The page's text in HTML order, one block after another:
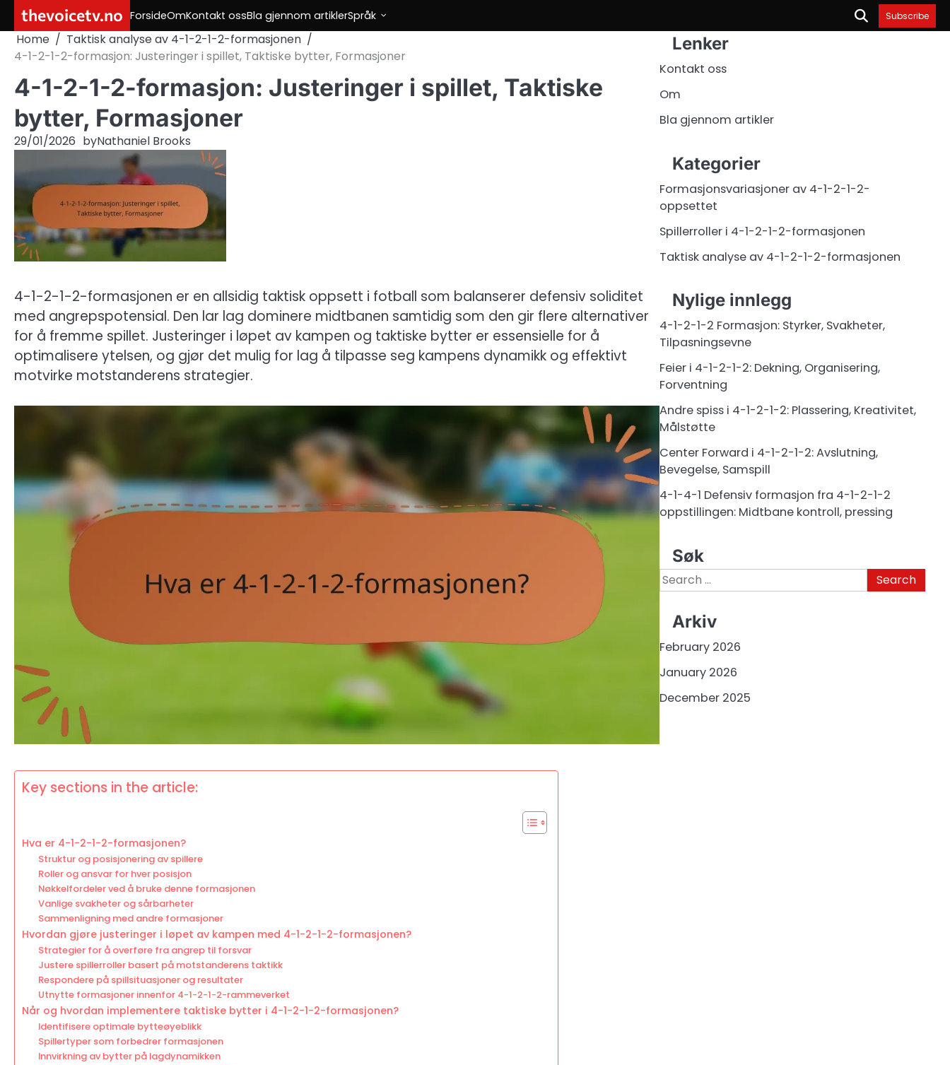
content
thevoicetv.no ForsideOmKontakt ossBla gjennom artiklerSpråk Subscribe
Home
Taktisk analyse av 4-1-2-1-2-formasjonen
4-1-2-1-2-formasjon: Justeringer i spillet, Taktiske bytter, Formasjoner
4-1-2-1-2-formasjon: Justeringer i spillet, Taktiske
bytter, Formasjoner
29/01/2026 byNathaniel Brooks
4-1-2-1-2-formasjonen er en allsidig taktisk oppsett i fotball som balanserer defensiv soliditet
med angrepspotensial. Den lar lag dominere midtbanen samtidig som den gir flere alternativer
for å fremme spillet. Justeringer i løpet av kampen og taktiske bytter er essensielle for å
optimalisere ytelsen, og gjør det mulig for lag å tilpasse seg kampens dynamikk og effektivt
motvirke motstanderens strategier.
Key sections in the article:
Hva er 4-1-2-1-2-formasjonen?
Struktur og posisjonering av spillere
Roller og ansvar for hver posisjon
Nøkkelfordeler ved å bruke denne formasjonen
Vanlige svakheter og sårbarheter
Sammenligning med andre formasjoner
Hvordan gjøre justeringer i løpet av kampen med 4-1-2-1-2-formasjonen?
Strategier for å overføre fra angrep til forsvar
Justere spillerroller basert på motstanderens taktikk
Respondere på spillsituasjoner og resultater
Utnytte formasjoner innenfor 4-1-2-1-2-rammeverket
Når og hvordan implementere taktiske bytter i 4-1-2-1-2-formasjonen?
Identifisere optimale bytteøyeblikk
Spillertyper som forbedrer formasjonen
Innvirkning av bytter på lagdynamikken
Lenker
Kontakt oss
Om
Bla gjennom artikler
Kategorier
Formasjonsvariasjoner av 4-1-2-1-2-
oppsettet
Spillerroller i 4-1-2-1-2-formasjonen
Taktisk analyse av 4-1-2-1-2-formasjonen
Nylige innlegg
4-1-2-1-2 Formasjon: Styrker, Svakheter,
Tilpasningsevne
Feier i 4-1-2-1-2: Dekning, Organisering,
Forventning
Andre spiss i 4-1-2-1-2: Plassering, Kreativitet,
Målstøtte
Center Forward i 4-1-2-1-2: Avslutning,
Bevegelse, Samspill
4-1-4-1 Defensiv formasjon fra 4-1-2-1-2
oppstillingen: Midtbane kontroll, pressing
Søk
Search
for:
Arkiv
February 2026
January 2026
December 2025